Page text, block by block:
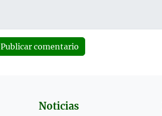
Publicar comentario
Noticias